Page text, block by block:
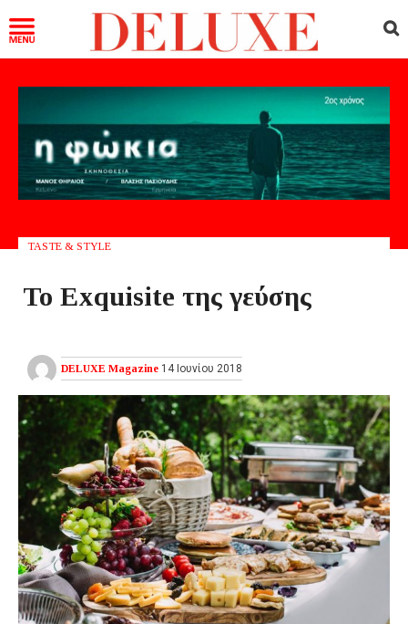
TASTE & STYLE
Το Exquisite της γεύσης
DELUXE Magazine 14 Ιουνίου 2018